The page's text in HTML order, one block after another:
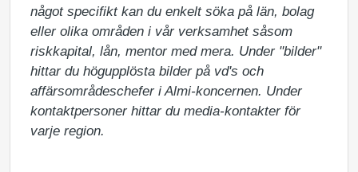
något specifikt kan du enkelt söka på län, bolag
eller olika områden i vår verksamhet såsom
riskkapital, lån, mentor med mera. Under "bilder"
hittar du högupplösta bilder på vd's och
affärsområdeschefer i Almi-koncernen. Under
kontaktpersoner hittar du media-kontakter för
varje region.